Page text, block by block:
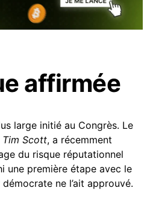
affirmée
large initié au Congrès. Le
Tim Scott, a récemment
du risque réputationnel
une première étape avec le
ne l’ait approuvé.